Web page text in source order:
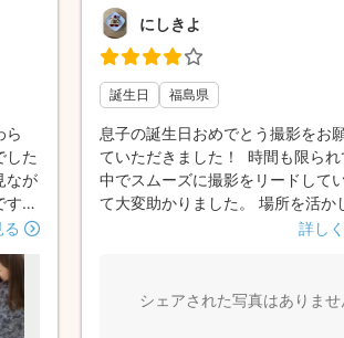
ら
した
なが
す◎
の
さ
、
にしきよ
誕生日 福島県
息子の誕生日おめでとう撮影をお
ていただきました！ 時間も限られ
中でスムーズに撮影をリードして
て大変助かりました。 場所を活か
ショットは本当にプロならではだ
に感謝でした！
詳し
シェアされた写真はありませ